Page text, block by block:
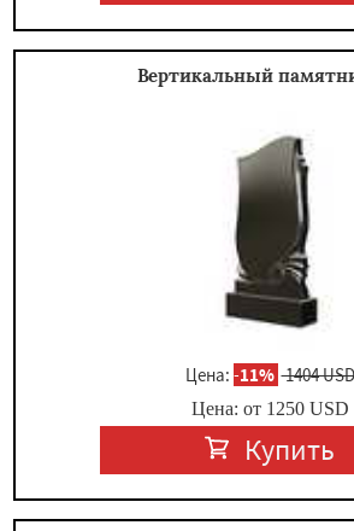
Вертикальный
Цена: -11% 1404 USD
Цена: от 1250USD
Купить